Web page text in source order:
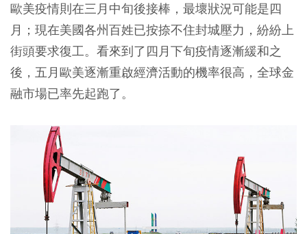
歐美疫情則在三月中旬後接棒，最壞狀況可能是四
月；現在美國各州百姓已按捺不住封城壓力，紛紛上
街頭要求復工。看來到了四月下旬疫情逐漸緩和之
後，五月歐美逐漸重啟經濟活動的機率很高，全球金
融市場已率先起跑了。